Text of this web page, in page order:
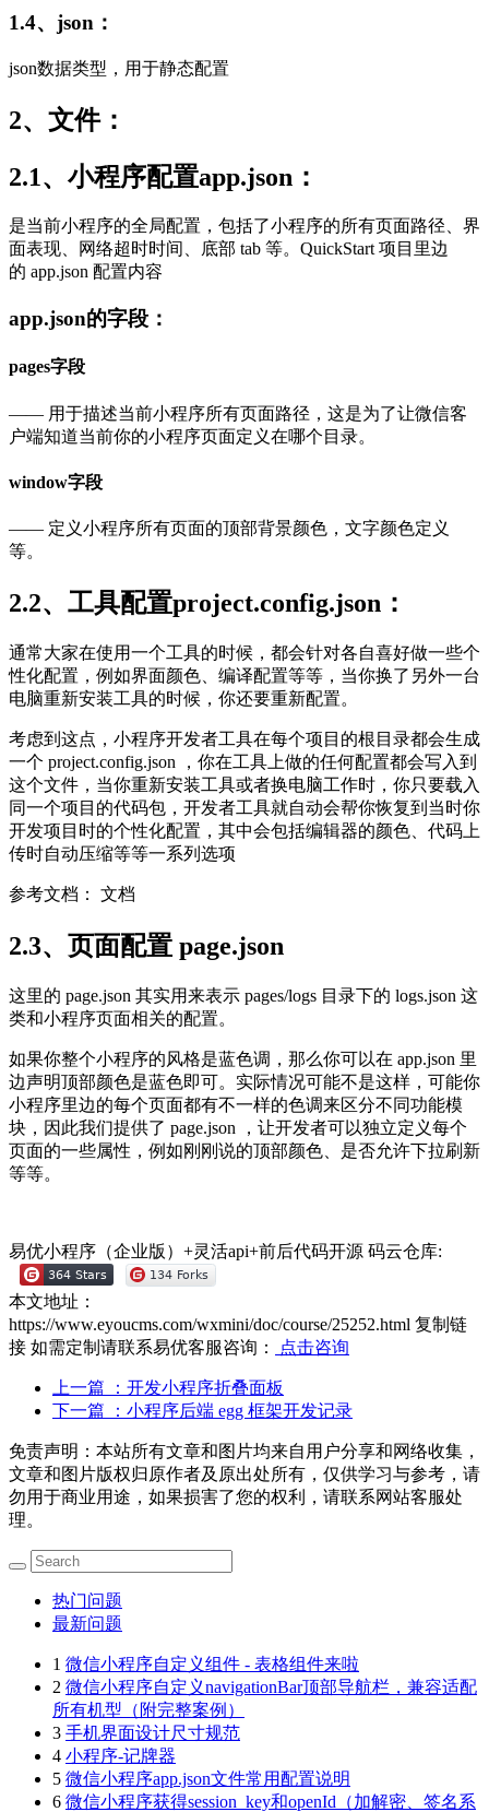
1.4、json：
json数据类型，用于静态配置
2、文件：
2.1、小程序配置app.json：
是当前小程序的全局配置，包括了小程序的所有页面路径、界
面表现、网络超时时间、底部 tab 等。QuickStart 项目里边
的 app.json 配置内容
app.json的字段：
pages字段
—— 用于描述当前小程序所有页面路径，这是为了让微信客
户端知道当前你的小程序页面定义在哪个目录。
window字段
—— 定义小程序所有页面的顶部背景颜色，文字颜色定义
等。
2.2、工具配置project.config.json：
通常大家在使用一个工具的时候，都会针对各自喜好做一些个
性化配置，例如界面颜色、编译配置等等，当你换了另外一台
电脑重新安装工具的时候，你还要重新配置。
考虑到这点，小程序开发者工具在每个项目的根目录都会生成
一个 project.config.json ，你在工具上做的任何配置都会写入到
这个文件，当你重新安装工具或者换电脑工作时，你只要载入
同一个项目的代码包，开发者工具就自动会帮你恢复到当时你
开发项目时的个性化配置，其中会包括编辑器的颜色、代码上
传时自动压缩等等一系列选项
参考文档： 文档
2.3、页面配置 page.json
这里的 page.json 其实用来表示 pages/logs 目录下的 logs.json 这
类和小程序页面相关的配置。
如果你整个小程序的风格是蓝色调，那么你可以在 app.json 里
边声明顶部颜色是蓝色即可。实际情况可能不是这样，可能你
小程序里边的每个页面都有不一样的色调来区分不同功能模
块，因此我们提供了 page.json ，让开发者可以独立定义每个
页面的一些属性，例如刚刚说的顶部颜色、是否允许下拉刷新
等等。
易优小程序（企业版）+灵活api+前后代码开源 码云仓库:
本文地址：
https://www.eyoucms.com/wxmini/doc/course/25252.html 复制链
接 如需定制请联系易优客服咨询： 点击咨询
上一篇
：开发小程序折叠面板
下一篇
：小程序后端 egg 框架开发记录
免责声明：本站所有文章和图片均来自用户分享和网络收集，
文章和图片版权归原作者及原出处所有，仅供学习与参考，请
勿用于商业用途，如果损害了您的权利，请联系网站客服处
理。
热门问题
最新问题
1 微信小程序自定义组件 - 表格组件来啦
2 微信小程序自定义navigationBar顶部导航栏，兼容适配
所有机型（附完整案例）
3 手机界面设计尺寸规范
4 小程序-记牌器
5 微信小程序app.json文件常用配置说明
6 微信小程序获得session_key和openId（加解密、签名系